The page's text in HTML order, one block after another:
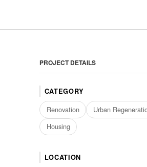
PROJECT DETAILS
CATEGORY
Renovation
Urban
Housing
LOCATION